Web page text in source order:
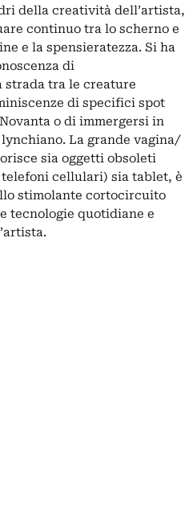
della creatività dell’artista,
continuo tra lo scherno e
e la spensieratezza. Si ha
di
strada tra le creature
di specifici spot
o di immergersi in
lynchiano. La grande vagina/
sia oggetti obsoleti
cellulari) sia tablet, è
stimolante cortocircuito
tecnologie quotidiane e